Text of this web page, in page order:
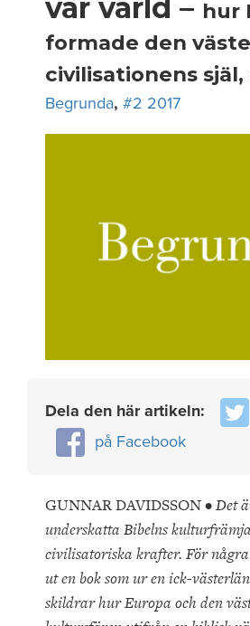
vår värld – hur
formade den
civilisationens själ,
Begrunda, #2 2017
Dela den här artikeln:
på Facebook
GUNNAR DAVIDSSON •Det
underskatta Bibelns
civilisatoriska krafter. För
ut en bok som ur en ick-
skildrar hur Europa och den